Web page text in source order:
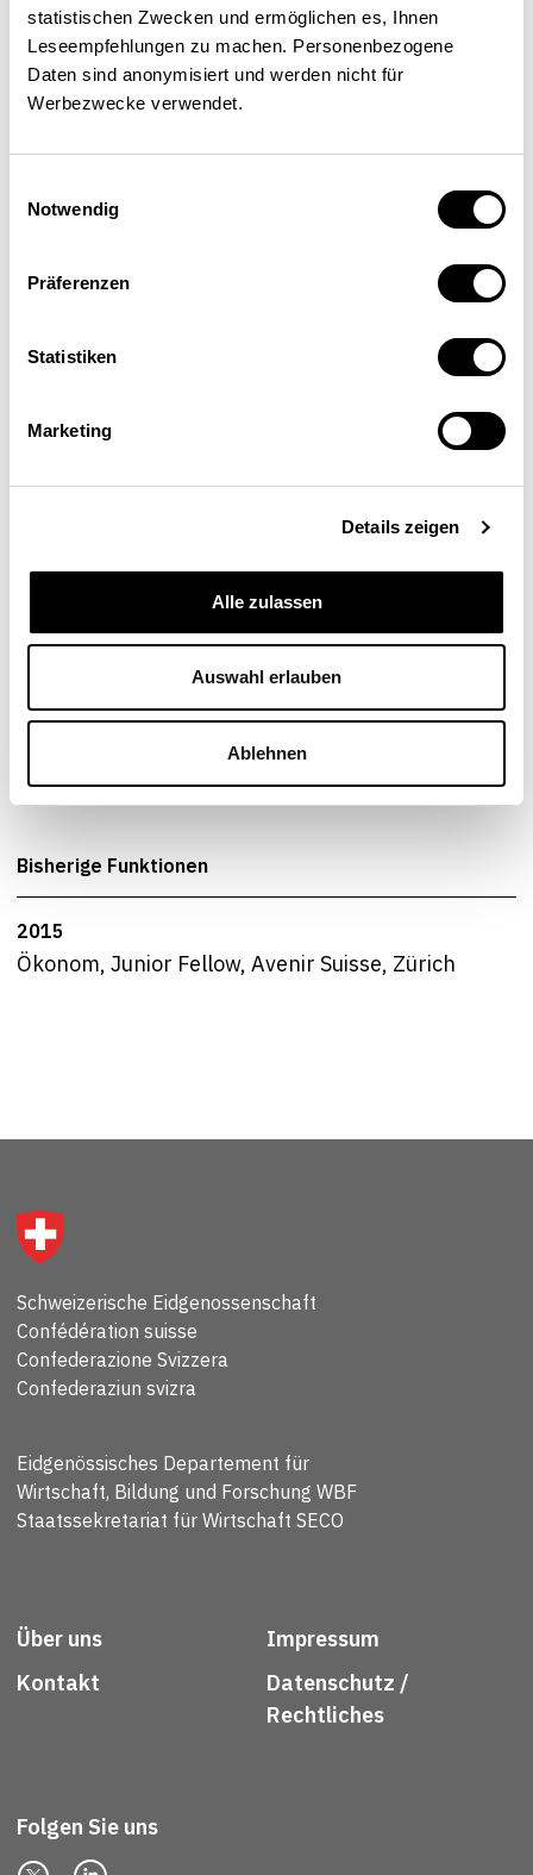
statistischen Zwecken und ermöglichen es, Ihnen
Leseempfehlungen zu machen. Personenbezogene
Daten sind anonymisiert und werden nicht für
Werbezwecke verwendet.
Notwendig
Präferenzen
Statistiken
Marketing
Details zeigen
Alle zulassen
Auswahl erlauben
Ablehnen
Stefan von Grünigen,Walter Ott,Tobias Schlegel
24.06.2015
Ökonom, Assistent, Lehrstuhl für Business and
Personnel Economics der Universität Zürich
Bisherige Funktionen
2015
Ökonom, Junior Fellow, Avenir Suisse, Zürich
Schweizerische Eidgenossenschaft
Confédération suisse
Confederazione Svizzera
Confederaziun svizra
Eidgenössisches Departement für
Wirtschaft, Bildung und Forschung WBF
Staatssekretariat für Wirtschaft SECO
Über uns
Kontakt
Impressum
Datenschutz /
Rechtliches
Folgen Sie uns